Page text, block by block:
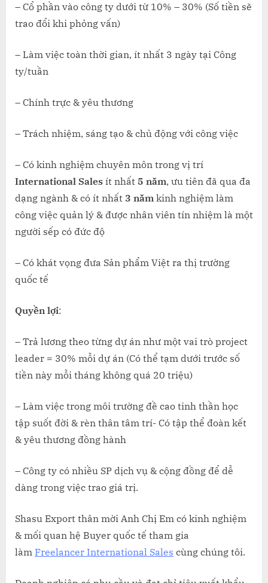
– Cổ phần vào công ty dưới từ 10% – 30% (Số tiền sẽ
trao đổi khi phỏng vấn)
– Làm việc toàn thời gian, ít nhất 3 ngày tại Công
ty/tuần
– Chính trực & yêu thương
– Trách nhiệm, sáng tạo & chủ động với công việc
– Có kinh nghiệm chuyên môn trong vị trí
International Sales ít nhất 5 năm, ưu tiên đã qua đa
dạng ngành & có ít nhất 3 năm kinh nghiệm làm
công việc quản lý & được nhân viên tín nhiệm là một
người sếp có đức độ
– Có khát vọng đưa Sản phẩm Việt ra thị trường
quốc tế
Quyền lợi:
– Trả lương theo từng dự án như một vai trò project
leader = 30% mỗi dự án (Có thể tạm dưới trước số
tiền này mỗi tháng không quá 20 triệu)
– Làm việc trong môi trường đề cao tinh thần học
tập suốt đời & rèn thân tâm trí- Có tập thể đoàn kết
& yêu thương đồng hành
– Công ty có nhiều SP dịch vụ & cộng đồng để dễ
dàng trong việc trao giá trị.
Shasu Export thân mời Anh Chị Em có kinh nghiệm
& mối quan hệ Buyer quốc tế tham gia
làm Freelancer International Sales cùng chúng tôi.